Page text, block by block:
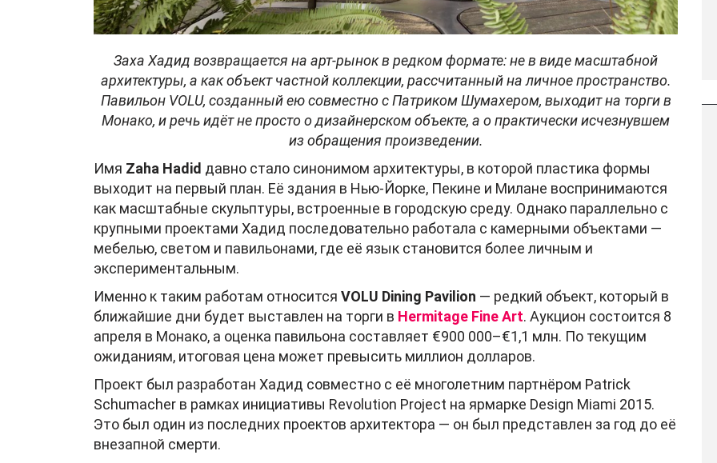
Заха Хадид возвращается на арт-рынок в редком формате: не в виде масштабной
архитектуры, а как объект частной коллекции, рассчитанный на личное пространство.
Павильон VOLU, созданный ею совместно с Патриком Шумахером, выходит на торги в
Монако, и речь идёт не просто о дизайнерском объекте, а о практически исчезнувшем
из обращения произведении.
Имя Zaha Hadid давно стало синонимом архитектуры, в которой пластика формы
выходит на первый план. Её здания в Нью-Йорке, Пекине и Милане воспринимаются
как масштабные скульптуры, встроенные в городскую среду. Однако параллельно с
крупными проектами Хадид последовательно работала с камерными объектами —
мебелью, светом и павильонами, где её язык становится более личным и
экспериментальным.
Именно к таким работам относится VOLU Dining Pavilion — редкий объект, который в
ближайшие дни будет выставлен на торги в Hermitage Fine Art. Аукцион состоится 8
апреля в Монако, а оценка павильона составляет €900 000–€1,1 млн. По текущим
ожиданиям, итоговая цена может превысить миллион долларов.
Проект был разработан Хадид совместно с её многолетним партнёром Patrick
Schumacher в рамках инициативы Revolution Project на ярмарке Design Miami 2015.
Это был один из последних проектов архитектора — он был представлен за год до её
внезапной смерти.